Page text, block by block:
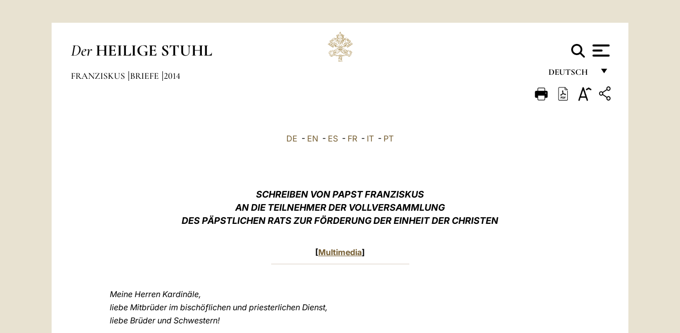
Der HEILIGE STUHL
DEUTSCH
FRANÇAIS
FRANZISKUS BRIEFE 2014
DE - EN - ES - FR - IT - PT
SCHREIBEN VON PAPST FRANZISKUS
AN DIE TEILNEHMER DER VOLLVERSAMMLUNG
DES PÄPSTLICHEN RATS ZUR FÖRDERUNG DER EINHEIT DER CHRISTEN
[Multimedia]
Meine Herren Kardinäle,
liebe Mitbrüder im bischöflichen und priesterlichen Dienst,
liebe Brüder und Schwestern!